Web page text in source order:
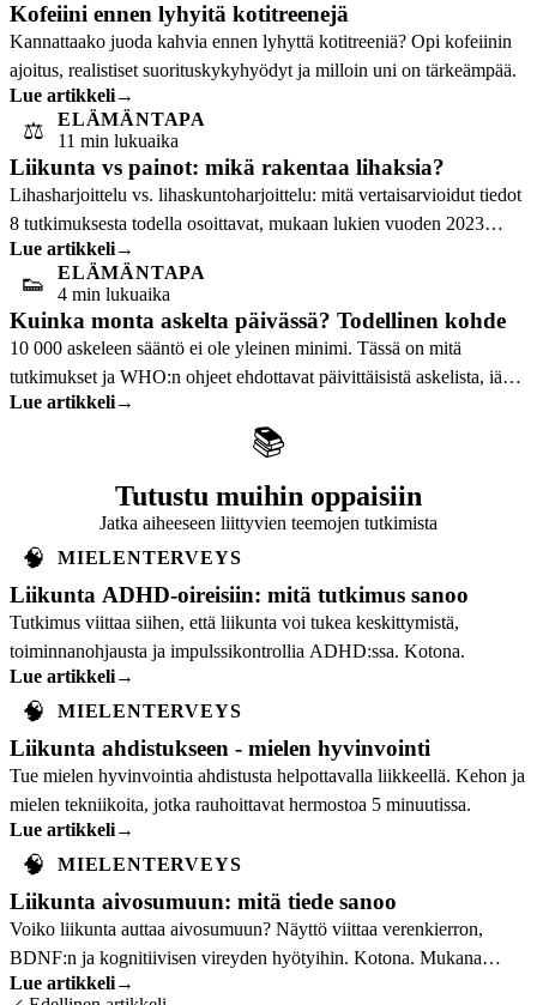
Kofeiini ennen lyhyitä kotitreenejä
Kannattaako juoda kahvia ennen lyhyttä kotitreeniä? Opi kofeiinin
ajoitus, realistiset suorituskykyhyödyt ja milloin uni on tärkeämpää.
Lue artikkeli→
⚖️
ELÄMÄNTAPA
11 min lukuaika
Liikunta vs painot: mikä rakentaa lihaksia?
Lihasharjoittelu vs. lihaskuntoharjoittelu: mitä vertaisarvioidut tiedot
8 tutkimuksesta todella osoittavat, mukaan lukien vuoden 2023
yllättävä havainto…
Lue artikkeli→
👟
ELÄMÄNTAPA
4 min lukuaika
Kuinka monta askelta päivässä? Todellinen kohde
10 000 askeleen sääntö ei ole yleinen minimi. Tässä on mitä
tutkimukset ja WHO:n ohjeet ehdottavat päivittäisistä askelista, iästä
ja realistisista…
Lue artikkeli→
📚
Tutustu muihin oppaisiin
Jatka aiheeseen liittyvien teemojen tutkimista
🧠 MIELENTERVEYS
Liikunta ADHD-oireisiin: mitä tutkimus sanoo
Tutkimus viittaa siihen, että liikunta voi tukea keskittymistä,
toiminnanohjausta ja impulssikontrollia ADHD:ssa. Kotona.
Lue artikkeli→
🧠 MIELENTERVEYS
Liikunta ahdistukseen - mielen hyvinvointi
Tue mielen hyvinvointia ahdistusta helpottavalla liikkeellä. Kehon ja
mielen tekniikoita, jotka rauhoittavat hermostoa 5 minuutissa.
Lue artikkeli→
🧠 MIELENTERVEYS
Liikunta aivosumuun: mitä tiede sanoo
Voiko liikunta auttaa aivosumuun? Näyttö viittaa verenkierron,
BDNF:n ja kognitiivisen vireyden hyötyihin. Kotona. Mukana
käytännön ohjeet kotitreeniin.
Lue artikkeli→